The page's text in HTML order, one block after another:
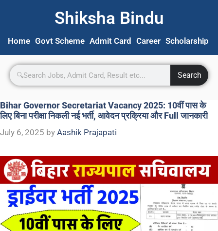
Shiksha Bindu
Home Govt Scheme Admit Card Career Scholarship
Search
Bihar Governor Secretariat Vacancy 2025: 10वीं पास के
लिए बिना परीक्षा निकली नई भर्ती, आवेदन प्रक्रिया और Full जानकारी
July 6, 2025 by Aashik Prajapati